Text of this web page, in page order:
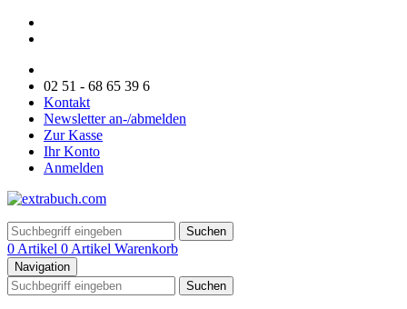
02 51 - 68 65 39 6
Kontakt
Newsletter an-/abmelden
Zur Kasse
Ihr Konto
Anmelden
Suchen
0 Artikel 0 Artikel Warenkorb
Navigation
Suchen